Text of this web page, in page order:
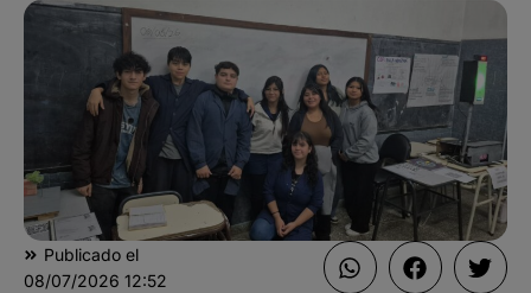
Publicado el
08/07/2026 12:52